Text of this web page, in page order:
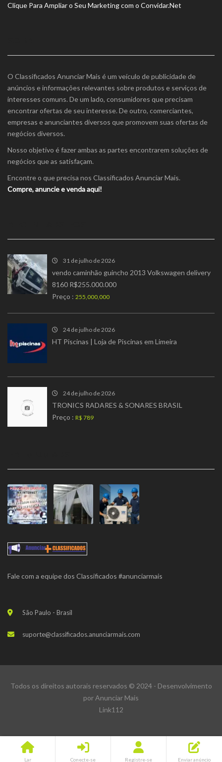
Lar Conecte-se Registre-se Enviar anúncio
Clique Para Ampliar o Seu Marketing com o Convidar.Net
O Classificados Anunciar Mais é um veículo de publicidade de
anúncios e informações relevantes sobre produtos e serviços de
interesses comuns. De um lado, consumidores que precisam
encontrar ofertas de seu interesse. De outro, comerciantes,
empresas e anunciantes diversos que promovem suas ofertas de
negócios diversos.
Nosso objetivo é fazer ambas as partes encontrarem soluções de
negócios que as satisfaçam.
Encontre o que precisa nos Classificados Anunciar Mais.
Compre, anuncie e venda aqui!
31 de julho de 2026
vendo caminhão guincho 2013 Volkswagen delivery
8160 R$255.000.000
Preço : 255,000,000
24 de julho de 2026
HT Piscinas | Loja de Piscinas em Limeira
24 de julho de 2026
TRONICS RADARES & SONARES BRASIL
Preço : R$ 789
Fale com a equipe dos Classificados #anunciarmais
São Paulo - Brasil
suporte@classificados.anunciarmais.com
Todos os direitos autorais reservados © 2024 - Desenvolvimento
porAnunciar Mais
Link112